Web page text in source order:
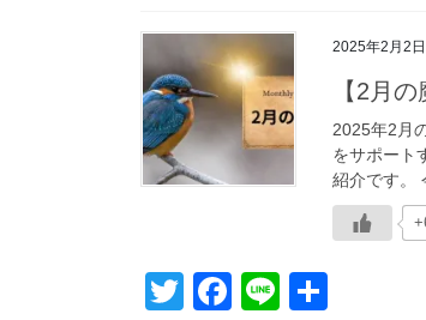
tt
er
c
e
b
o
o
e
2025年2月2日
【2月
2025年2月
をサポート
紹介です。
T
F
Li